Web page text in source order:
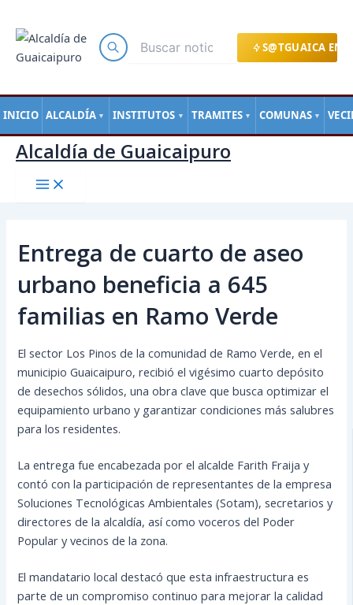
S@TGUAICA EN
INICIO ALCALDÍA ▼ INSTITUTOS ▼ TRAMITES ▼ COMUNAS ▼
contenido
Alcaldía de Guaicaipuro
Entrega de cuarto de aseo
urbano beneficia a 645
familias en Ramo Verde
El sector Los Pinos de la comunidad de Ramo Verde, en el
municipio Guaicaipuro, recibió el vigésimo cuarto depósito
de desechos sólidos, una obra clave que busca optimizar el
equipamiento urbano y garantizar condiciones más salubres
para los residentes.
La entrega fue encabezada por el alcalde Farith Fraija y
contó con la participación de representantes de la empresa
Soluciones Tecnológicas Ambientales (Sotam), secretarios y
directores de la alcaldía, así como voceros del Poder
Popular y vecinos de la zona.
El mandatario local destacó que esta infraestructura es
parte de un compromiso continuo para mejorar la calidad
de
entradas